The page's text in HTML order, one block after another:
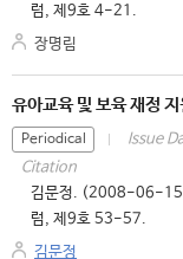
럼, 제9호 4-21.
장명림
유아교육 및 보육 재정
Periodical Issue
Citation
김문정. (2008-06-15).
럼, 제9호 53-57.
김문정